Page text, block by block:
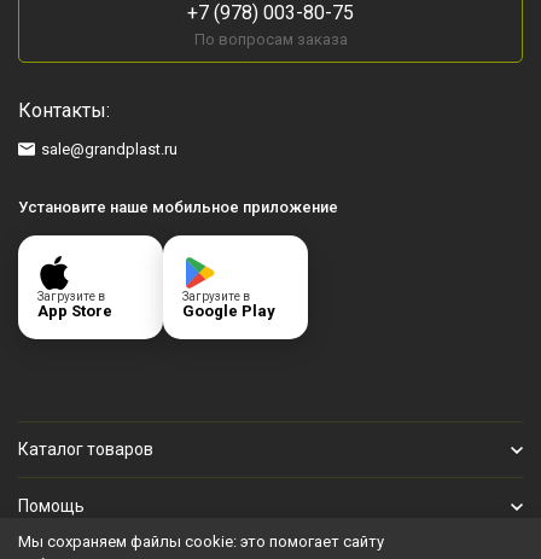
+7 (978) 003-80-75
По вопросам заказа
Контакты:
sale@grandplast.ru
Установите наше мобильное приложение
Загрузите в
App Store
Загрузите в
Google Play
Каталог товаров
Помощь
Мы сохраняем файлы cookie: это помогает сайту